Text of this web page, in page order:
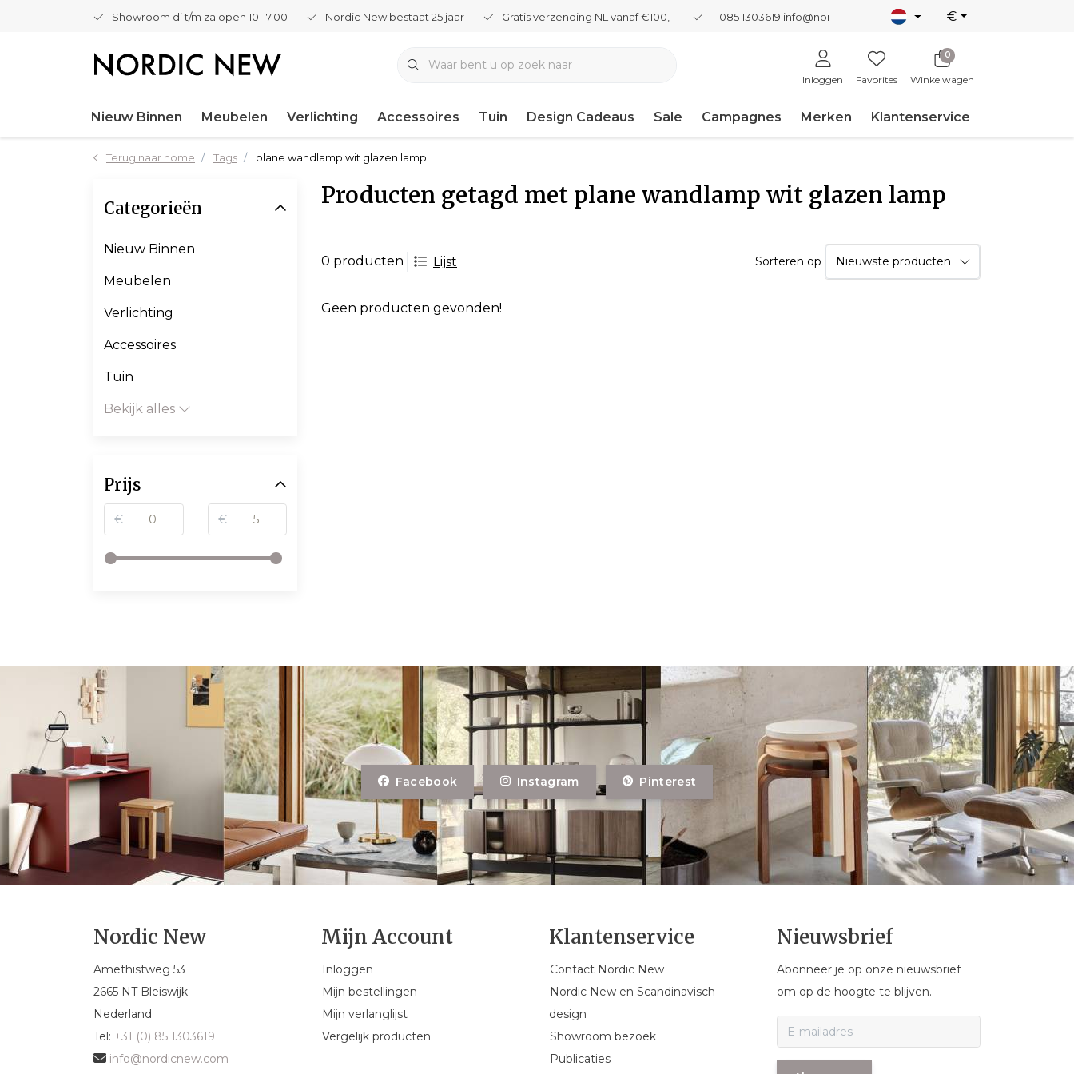
Showroom di t/m za open 10-17.00 Nordic New bestaat 25 jaar Gratis verzending NL vanaf €100,- T 085 1303619 info@nordicnew.nl €
Inloggen Favorites
0
Winkelwagen
Nieuw Binnen Meubelen Verlichting Accessoires Tuin Design Cadeaus Sale Campagnes Merken Klantenservice
Terug naar home Tags plane wandlamp wit glazen lamp
Producten getagd met plane wandlamp wit glazen lamp
0 producten Lijst Sorteren op
Geen producten gevonden!
Categorieën
Nieuw Binnen
Meubelen
Verlichting
Accessoires
Tuin
Bekijk alles
Prijs
€ €
Facebook Instagram Pinterest
Nordic New
Amethistweg 53
2665 NT Bleiswijk
Nederland
Tel: +31 (0) 85 1303619
info@nordicnew.com
Mijn Account
Inloggen
Mijn bestellingen
Mijn verlanglijst
Vergelijk producten
Klantenservice
Contact Nordic New
Nordic New en Scandinavisch
design
Showroom bezoek
Publicaties
Nieuwsbrief
Abonneer je op onze nieuwsbrief
om op de hoogte te blijven.